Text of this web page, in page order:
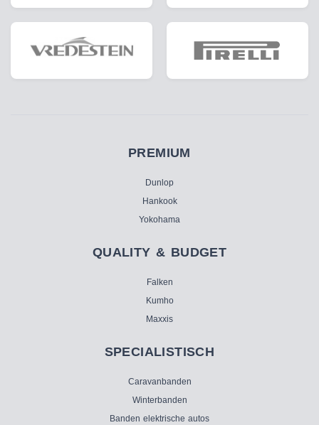
PREMIUM
Dunlop
Hankook
Yokohama
QUALITY & BUDGET
Falken
Kumho
Maxxis
SPECIALISTISCH
Caravanbanden
Winterbanden
Banden elektrische autos